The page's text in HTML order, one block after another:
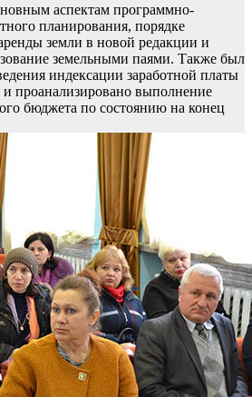
аспектам программно-
планирования, порядке
земли в новой редакции и
земельными паями. Также был
индексации заработной платы
и проанализировано выполнение
бюджета по состоянию на конец